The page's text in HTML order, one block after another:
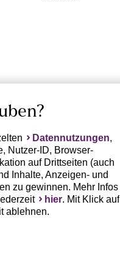
Datennutzungen,
Nutzer-ID, Browser-
auf Drittseiten (auch
Inhalte, Anzeigen- und
zu gewinnen. Mehr Infos
hier. Mit Klick auf
ablehnen.
(Trackingdaten) oder die